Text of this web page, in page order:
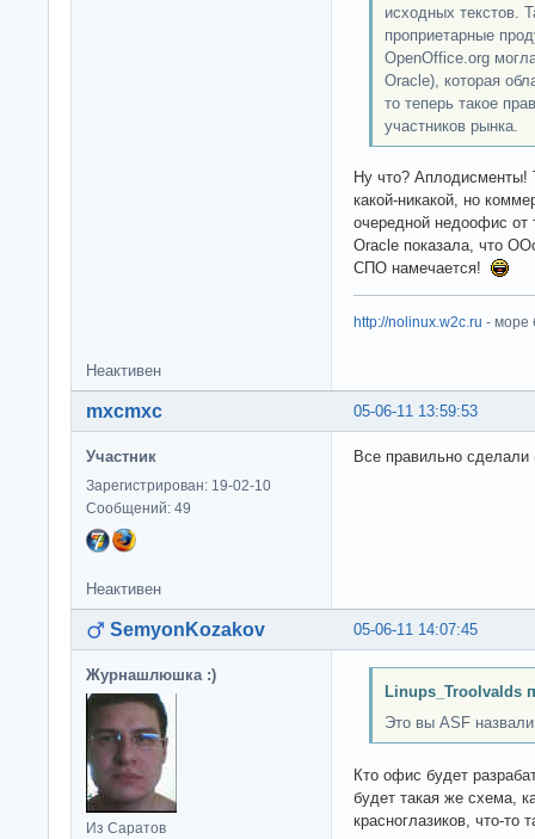
исходных текстов.
проприетарные
OpenOffice.org
Oracle), которая
то теперь такое
участников рынка.
Ну что? Аплодисменты!
какой-никакой, но
очередной недоофис от
Oracle показала, что
СПО намечается!
http://nolinux.w2c.ru - море
Неактивен
05-06-11 13:59:53
mxcmxc
Участник
Зарегистрирован: 19-02-10
Сообщений: 49
Все правильно сделали
Неактивен
05-06-11 14:07:45
SemyonKozakov
Журнашлюшка :)
Из Саратов
Linups_Troolvalds
Это вы ASF
Кто офис будет
будет такая же схема,
красноглазиков, что-то